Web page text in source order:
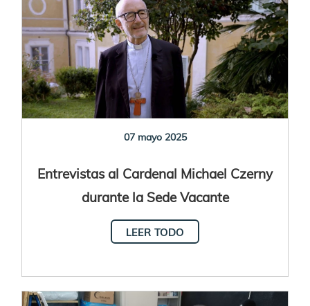
07 mayo 2025
Entrevistas al Cardenal Michael Czerny
durante la Sede Vacante
LEER TODO